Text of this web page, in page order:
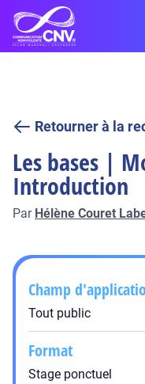
Retourner à la
Les bases |
Introduction
Par Hélène Couret
Champ
Tout public
Format
Stage ponctuel